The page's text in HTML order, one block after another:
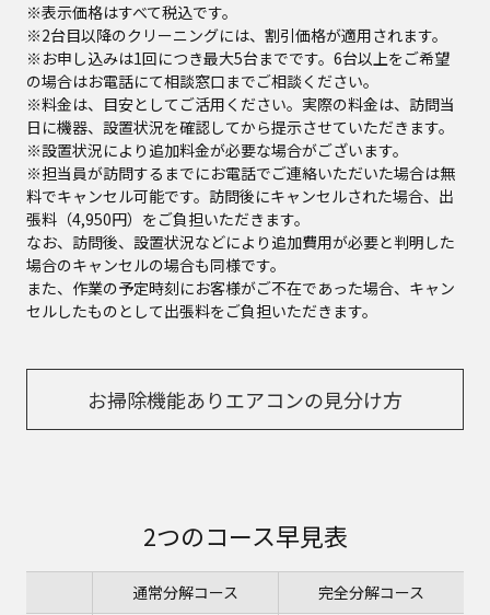
※表示価格はすべて税込です。
※2台目以降のクリーニングには、割引価格が適用されます。
※お申し込みは1回につき最大5台までです。6台以上をご希望
の場合はお電話にて相談窓口までご相談ください。
※料金は、目安としてご活用ください。実際の料金は、訪問当
日に機器、設置状況を確認してから提示させていただきます。
※設置状況により追加料金が必要な場合がございます。
※担当員が訪問するまでにお電話でご連絡いただいた場合は無
料でキャンセル可能です。訪問後にキャンセルされた場合、出
張料（4,950円）をご負担いただきます。
なお、訪問後、設置状況などにより追加費用が必要と判明した
場合のキャンセルの場合も同様です。
また、作業の予定時刻にお客様がご不在であった場合、キャン
セルしたものとして出張料をご負担いただきます。
お掃除機能ありエアコンの見分け方
2つのコース早見表
通常分解コース 完全分解コース